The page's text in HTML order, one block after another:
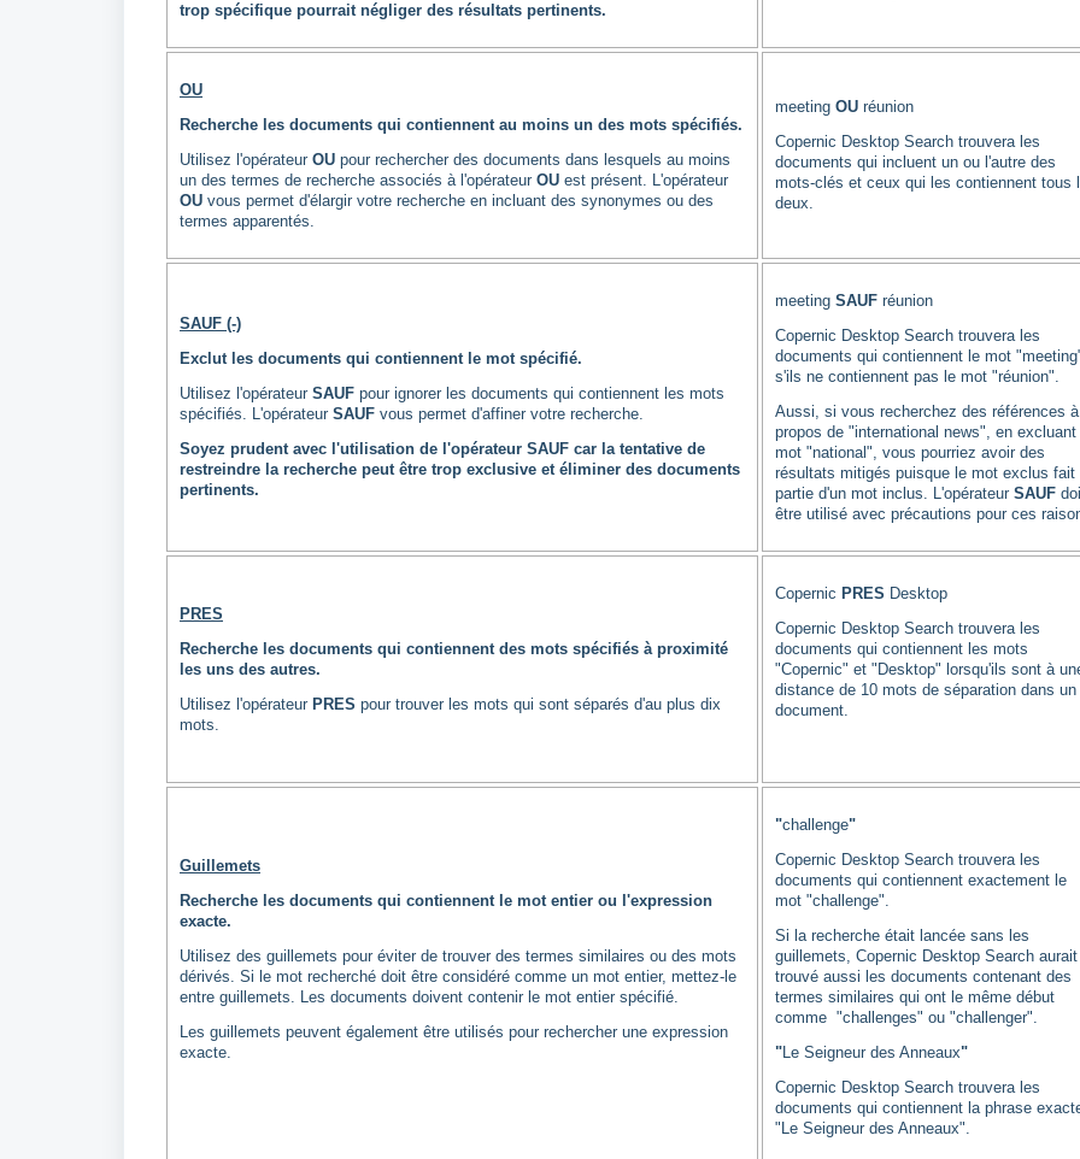
trop spécifique pourrait négliger des résultats pertinents.
OU
Recherche les documents qui contiennent au moins un des mots spécifiés.
Utilisez l'opérateur OU pour rechercher des documents dans lesquels au moins
un des termes de recherche associés à l'opérateur OU est présent. L'opérateur
OU vous permet d'élargir votre recherche en incluant des synonymes ou des
termes apparentés.
meeting OU réunion
Copernic Desktop Search trouvera les
documents qui incluent un ou l'autre des
mots-clés et ceux qui les contiennent tous
deux.
SAUF (-)
Exclut les documents qui contiennent le mot spécifié.
Utilisez l'opérateur SAUF pour ignorer les documents qui contiennent les mots
spécifiés. L'opérateur SAUF vous permet d'affiner votre recherche.
Soyez prudent avec l'utilisation de l'opérateur SAUF car la tentative de
restreindre la recherche peut être trop exclusive et éliminer des documents
pertinents.
meeting SAUF réunion
Copernic Desktop Search trouvera les
documents qui contiennent le mot
s'ils ne contiennent pas le mot "réunion".
Aussi, si vous recherchez des références à
propos de "international news", en excluant
mot "national", vous pourriez avoir des
résultats mitigés puisque le mot exclus fait
partie d'un mot inclus. L'opérateur SAUF
être utilisé avec précautions pour ces
PRES
Recherche les documents qui contiennent des mots spécifiés à proximité
les uns des autres.
Utilisez l'opérateur PRES pour trouver les mots qui sont séparés d'au plus dix
mots.
Copernic PRES Desktop
Copernic Desktop Search trouvera les
documents qui contiennent les mots
"Copernic" et "Desktop" lorsqu'ils sont à
distance de 10 mots de séparation dans un
document.
Guillemets
Recherche les documents qui contiennent le mot entier ou l'expression
exacte.
Utilisez des guillemets pour éviter de trouver des termes similaires ou des mots
dérivés. Si le mot recherché doit être considéré comme un mot entier, mettez-le
entre guillemets. Les documents doivent contenir le mot entier spécifié.
Les guillemets peuvent également être utilisés pour rechercher une expression
exacte.
"challenge"
Copernic Desktop Search trouvera les
documents qui contiennent exactement le
mot "challenge".
Si la recherche était lancée sans les
guillemets, Copernic Desktop Search aurait
trouvé aussi les documents contenant des
termes similaires qui ont le même début
comme "challenges" ou "challenger".
"Le Seigneur des Anneaux"
Copernic Desktop Search trouvera les
documents qui contiennent la phrase
"Le Seigneur des Anneaux".